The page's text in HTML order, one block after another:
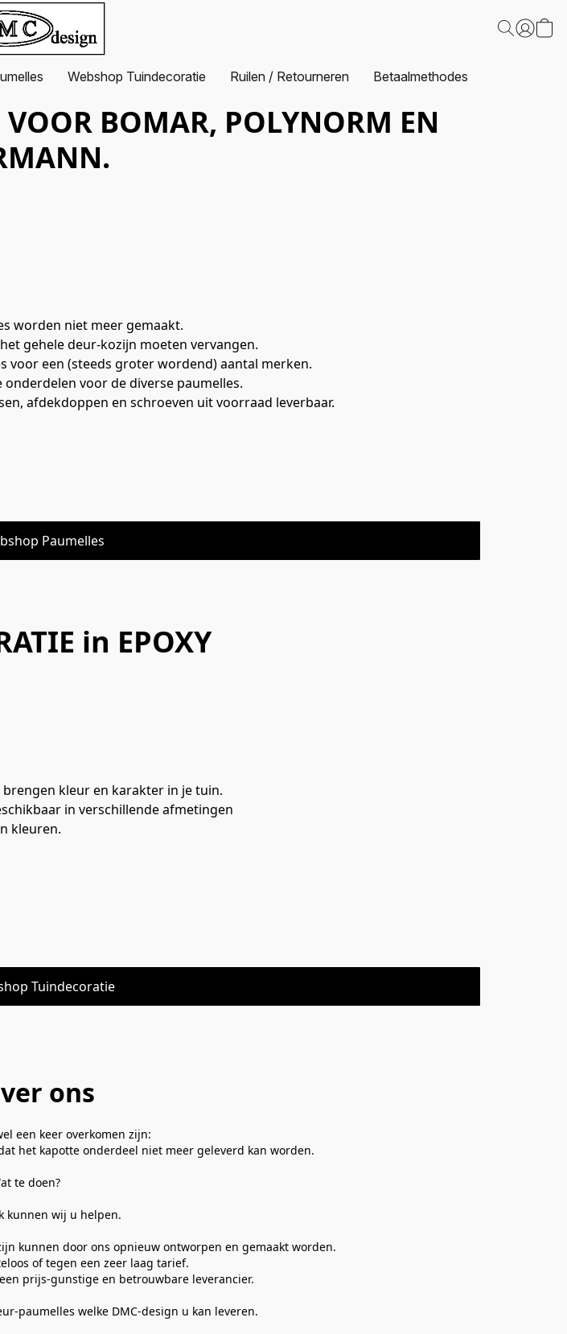
Webshop Tuindecoratie Ruilen / Retourneren Betaalmethodes
BOMAR, POLYNORM EN
worden niet meer gemaakt.
gehele deur-kozijn moeten vervangen.
voor een (steeds groter wordend) aantal merken.
onderdelen voor de diverse paumelles.
afdekdoppen en schroeven uit voorraad leverbaar.
Paumelles
in EPOXY
kleur en karakter in je tuin.
in verschillende afmetingen
kleuren.
Tuindecoratie
ons
een keer overkomen zijn:
het kapotte onderdeel niet meer geleverd kan worden.
te doen?
kunnen wij u helpen.
kunnen door ons opnieuw ontworpen en gemaakt worden.
of tegen een zeer laag tarief.
prijs-gunstige en betrouwbare leverancier.
paumelles welke DMC-design u kan leveren.